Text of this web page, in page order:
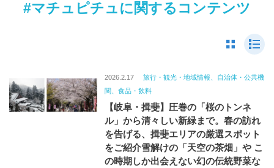
#マチュピチュに関するコンテンツ
2026.2.17
旅行・観光・地域情報、自治体・公共機
関、食品・飲料
【岐阜・揖斐】圧巻の「桜のトンネ
ル」から清々しい新緑まで。春の訪れ
を告げる、揖斐エリアの厳選スポット
をご紹介雪解けの「天空の茶畑」や こ
の時期しか出会えない幻の伝統野菜な